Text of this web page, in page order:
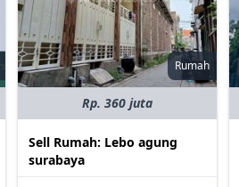
Rumah
Rp. 360 juta
Sell Rumah: Lebo agung
surabaya